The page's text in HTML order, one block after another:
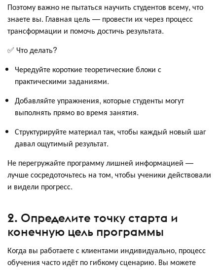
Поэтому важно не пытаться научить студентов всему, что
знаете вы. Главная цель — провести их через процесс
трансформации и помочь достичь результата.
✅ Что делать?
Чередуйте короткие теоретические блоки с
практическими заданиями.
Добавляйте упражнения, которые студенты могут
выполнять прямо во время занятия.
Структурируйте материал так, чтобы каждый новый шаг
давал ощутимый результат.
Не перегружайте программу лишней информацией —
лучше сосредоточьтесь на том, чтобы ученики действовали
и видели прогресс.
2. Определите точку старта и
конечную цель программы
Когда вы работаете с клиентами индивидуально, процесс
обучения часто идёт по гибкому сценарию. Вы можете